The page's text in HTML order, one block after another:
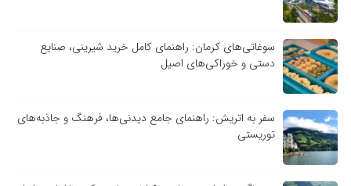
سوغاتی‌های کرمان: راهنمای کامل خرید شیرینی، صنایع
دستی و خوراکی‌های اصیل
سفر به اتریش: راهنمای جامع دیدنی‌ها، فرهنگ و جاذبه‌های
توریستی